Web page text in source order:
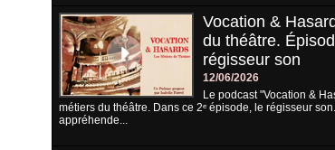
Vocation &
du théâtre.
régisseur son
12/06/2026
Le podcast "Vocation &
métiers du théâtre. Dans ce 2ᵉ épisode, le régisseur
appréhende...